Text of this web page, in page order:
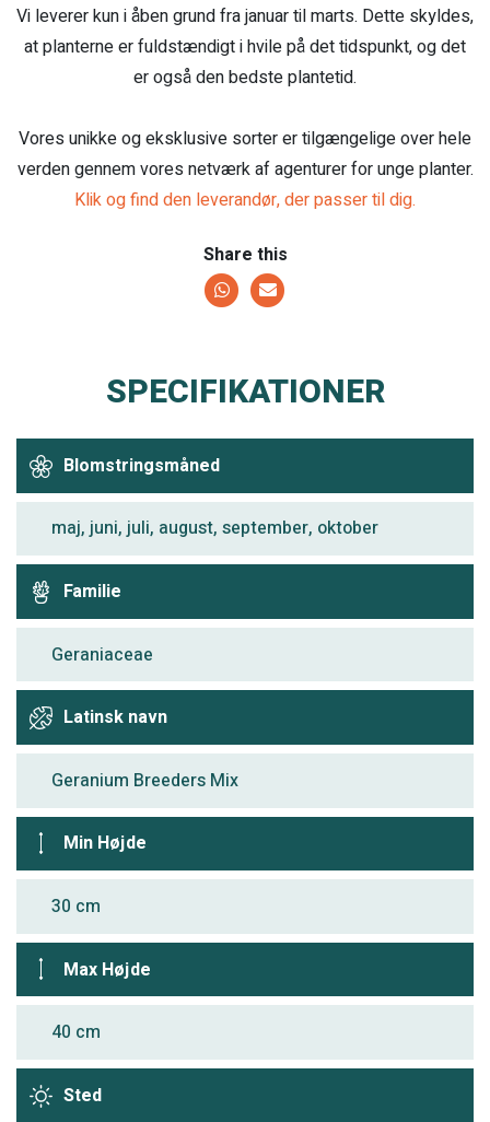
Vi leverer kun i åben grund fra januar til marts. Dette skyldes,
at planterne er fuldstændigt i hvile på det tidspunkt, og det
er også den bedste plantetid.
Vores unikke og eksklusive sorter er tilgængelige over hele
verden gennem vores netværk af agenturer for unge planter.
Klik og find den leverandør, der passer til dig.
Share this
SPECIFIKATIONER
Blomstringsmåned
maj, juni, juli, august, september, oktober
Familie
Geraniaceae
Latinsk navn
Geranium Breeders Mix
Min Højde
30 cm
Max Højde
40 cm
Sted